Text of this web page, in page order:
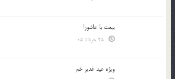
بیعت با عاشورا
ویژه عید غدیر خم